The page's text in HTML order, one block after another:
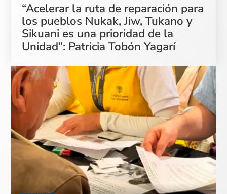
“Acelerar la ruta de reparación para
los pueblos Nukak, Jiw, Tukano y
Sikuani es una prioridad de la
Unidad”: Patricia Tobón Yagarí